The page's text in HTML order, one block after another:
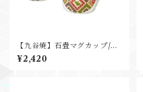
【九谷焼】石畳マグカップ/吉
右衛門窯
¥2,420